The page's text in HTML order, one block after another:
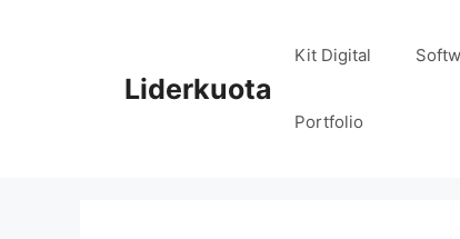
Liderkuota
Kit Digital
Portfolio